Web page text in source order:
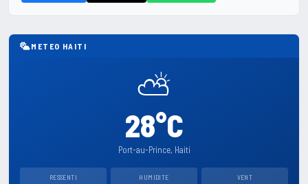
METEO HAITI
⛅
28°C
Port-au-Prince, Haiti
RESSENTI HUMIDITE VENT